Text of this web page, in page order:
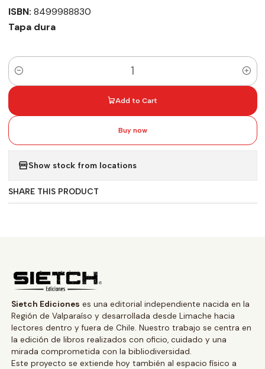
ISBN: 8499988830
Tapa dura
Quantity
Add to Cart
Buy now
Show stock from locations
SHARE THIS PRODUCT
Sietch Ediciones es una editorial independiente nacida en la
Región de Valparaíso y desarrollada desde Limache hacia
lectores dentro y fuera de Chile. Nuestro trabajo se centra en
la edición de libros realizados con oficio, cuidado y una
mirada comprometida con la bibliodiversidad.
Este proyecto se extiende hoy también al espacio físico a